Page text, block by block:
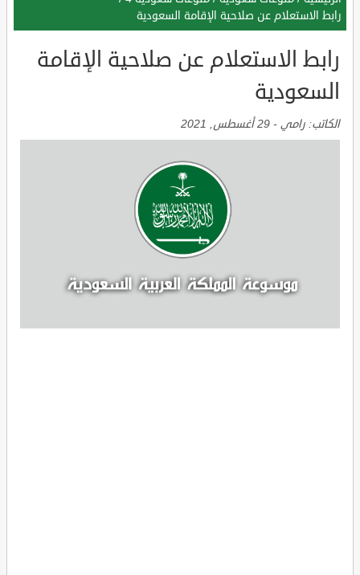
رابط الاستعلام عن صلاحية الإقامة السعودية
رابط الاستعلام عن صلاحية الإقامة
السعودية
الكاتب: رامي - 29 أغسطس, 2021